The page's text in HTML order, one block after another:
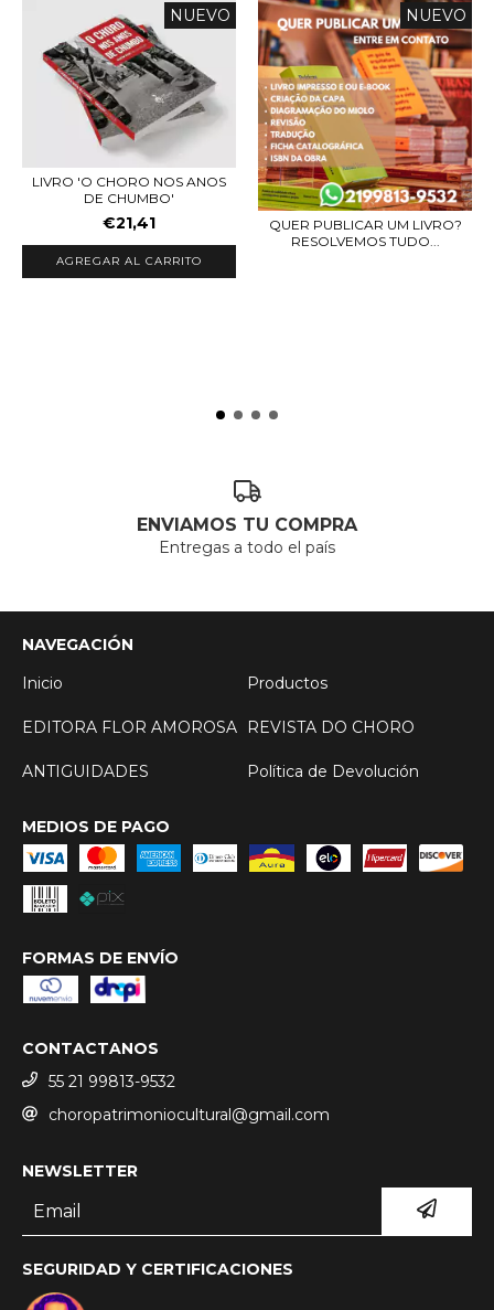
NUEVO
LIVRO 'O CHORO NOS ANOS
DE CHUMBO'
€21,41
AGREGAR AL CARRITO
NUEVO
QUER PUBLICAR UM LIVRO?
RESOLVEMOS TUDO...
ENVIAMOS TU COMPRA
Entregas a todo el país
NAVEGACIÓN
Inicio
Productos
EDITORA FLOR AMOROSA REVISTA DO CHORO
ANTIGUIDADES Política de Devolución
MEDIOS DE PAGO
FORMAS DE ENVÍO
CONTACTANOS
55 21 99813-9532
choropatrimoniocultural@gmail.com
NEWSLETTER
SEGURIDAD Y CERTIFICACIONES